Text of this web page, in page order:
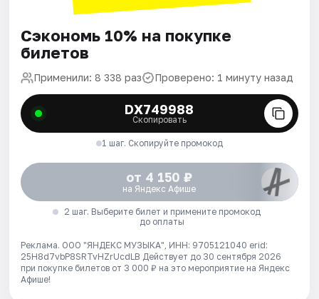
Сэкономь 10% на покупке
билетов
Применили: 8 338 раз Проверено: 1 минуту назад
DX749988
Скопировать
1 шаг. Скопируйте промокод
от 4 150 ₽
на Яндекс Афише
2 шаг. Выберите билет и примените промокод
до оплаты
Реклама. ООО "ЯНДЕКС МУЗЫКА", ИНН: 9705121040 erid:
25H8d7vbP8SRTvHZrUcdLB Действует до 30 сентября 2026
при покупке билетов от 3 000 ₽ на это мероприятие на Яндекс
Афише!